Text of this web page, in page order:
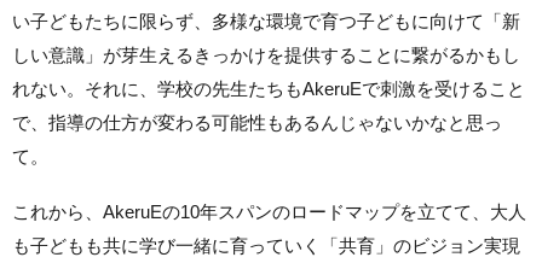
い子どもたちに限らず、多様な環境で育つ子どもに向けて「新
しい意識」が芽生えるきっかけを提供することに繋がるかもし
れない。それに、学校の先生たちもAkeruEで刺激を受けること
で、指導の仕方が変わる可能性もあるんじゃないかなと思っ
て。
これから、AkeruEの10年スパンのロードマップを立てて、大人
も子どもも共に学び一緒に育っていく「共育」のビジョン実現